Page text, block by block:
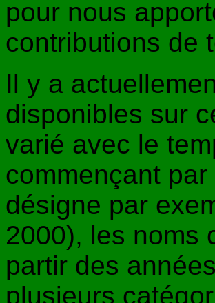
pour nous
contributions de
Il y a
disponibles sur
varié avec le
commençant par
désigne par
2000), les noms
partir des
plusieurs